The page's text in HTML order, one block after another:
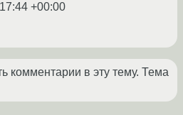
+00:00
комментарии в эту тему. Тема